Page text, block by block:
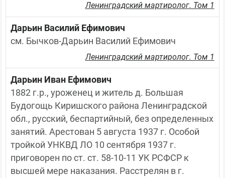
Ленинградский мартиролог. Том 1
Дарьин Василий Ефимович
см. Бычков-Дарьин Василий Ефимович
Ленинградский мартиролог. Том 1
Дарьин Иван Ефимович
1882 г.р., уроженец и житель д. Большая
Будогощь Киришского района Ленинградской
обл., русский, беспартийный, без определенных
занятий. Арестован 5 августа 1937 г. Особой
тройкой УНКВД ЛО 10 сентября 1937 г.
приговорен по ст. ст. 58-10-11 УК РСФСР к
высшей мере наказания. Расстрелян в г.